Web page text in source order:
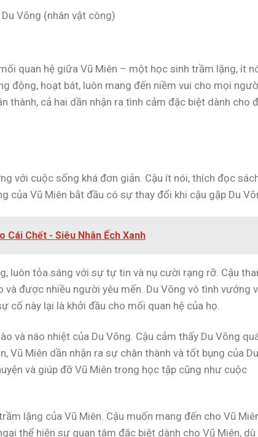
Võng (nhân vật công)
quan hệ giữa Vũ Miên – một học sinh trầm lặng, ít
động, hoạt bát, luôn mang đến niềm vui cho mọi
thành, cả hai dần nhận ra tình cảm đặc biệt dành cho
với cuộc sống khá đơn giản. Cậu ít nói, thích đọc
của Vũ Miên bắt đầu có sự thay đổi khi cậu gặp Du
Chết - Siêu Nhân Ếch Xanh
luôn tỏa sáng với sự tự tin và nụ cười rạng rỡ. Cậu
được nhiều người yêu mến. Du Võng vô tình vướng
cố này lại là khởi đầu cho mối quan hệ của họ.
và náo nhiệt của Du Võng. Cậu cảm thấy Du Võng
Vũ Miên dần nhận ra sự chân thành và tốt bụng của Du
và giúp đỡ Vũ Miên trong học tập cũng như cuộc
lặng của Vũ Miên. Cậu muốn mang đến cho Vũ
thể hiện sự quan tâm đặc biệt dành cho Vũ Miên, dù